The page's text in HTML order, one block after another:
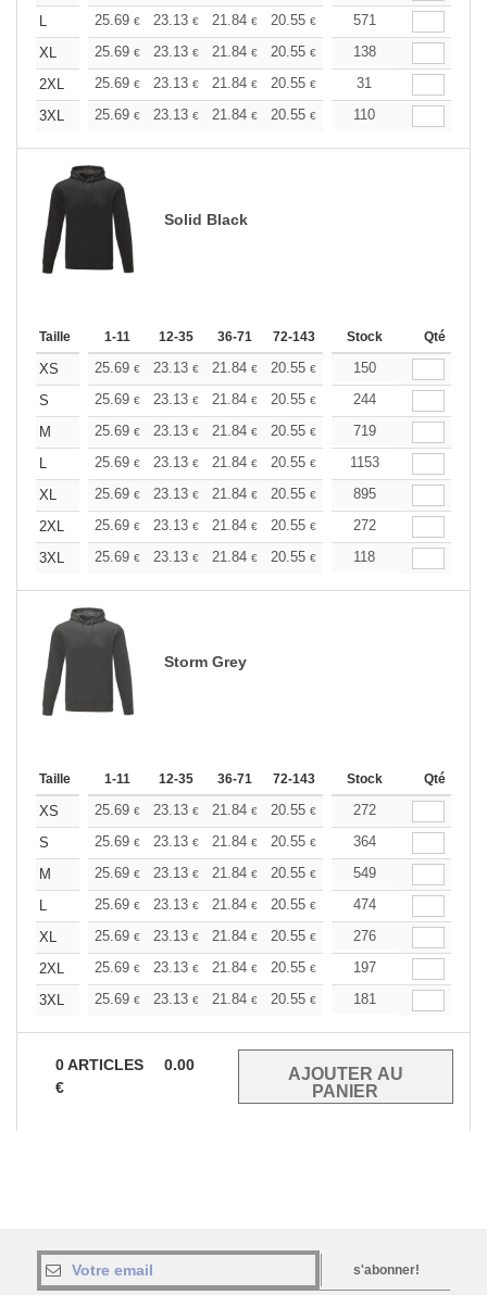
L
25.69 € 23.13 € 21.84 € 20.55 € 19.27€
571
XL
25.69 € 23.13 € 21.84 € 20.55 € 19.27€
138
2XL
25.69 € 23.13 € 21.84 € 20.55 € 19.27€
31
3XL
25.69 € 23.13 € 21.84 € 20.55 € 19.27€
110
Solid Black
Taille 1-11 12-35 36-71 72-143 144-287 288 +
Stock Qté
XS 25.69 € 23.13 € 21.84 € 20.55 € 19.27€
150
S
25.69 € 23.13 € 21.84 € 20.55 € 19.27€
244
M
25.69 € 23.13 € 21.84 € 20.55 € 19.27€
719
L
25.69 € 23.13 € 21.84 € 20.55 € 19.27€
1153
XL
25.69 € 23.13 € 21.84 € 20.55 € 19.27€
895
2XL
25.69 € 23.13 € 21.84 € 20.55 € 19.27€
272
3XL
25.69 € 23.13 € 21.84 € 20.55 € 19.27€
118
Storm Grey
Taille 1-11 12-35 36-71 72-143 144-287 288 +
Stock Qté
XS 25.69 € 23.13 € 21.84 € 20.55 € 19.27€
272
S
25.69 € 23.13 € 21.84 € 20.55 € 19.27€
364
M
25.69 € 23.13 € 21.84 € 20.55 € 19.27€
549
L
25.69 € 23.13 € 21.84 € 20.55 € 19.27€
474
XL
25.69 € 23.13 € 21.84 € 20.55 € 19.27€
276
2XL
25.69 € 23.13 € 21.84 € 20.55 € 19.27€
197
3XL
25.69 € 23.13 € 21.84 € 20.55 € 19.27€
181
0ARTICLES
0.00
€
s'abonner!